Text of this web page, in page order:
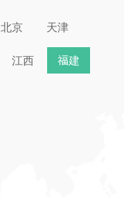
北京 天津
江西 福建